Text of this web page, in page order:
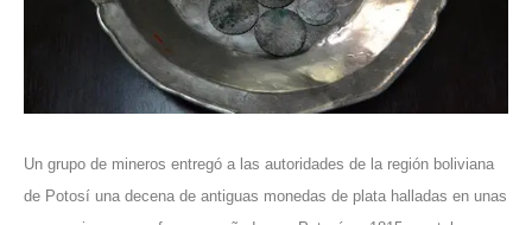
Un grupo de mineros entregó a las autoridades de la región boliviana
de Potosí una decena de antiguas monedas de plata halladas en unas